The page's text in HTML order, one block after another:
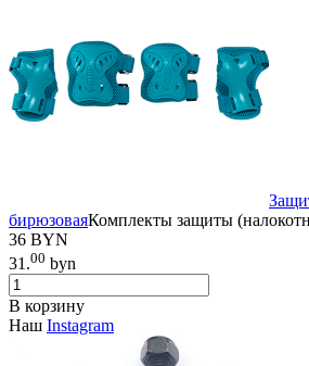
бирюзоваяКомплекты защиты
36 BYN
31.00 byn
В корзину
Наш Instagram